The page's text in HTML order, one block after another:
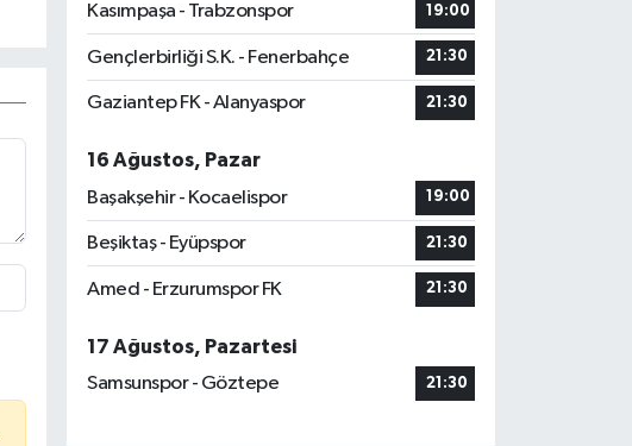
Kasımpaşa - Trabzonspor 19:00
Gençlerbirliği S.K. - Fenerbahçe 21:30
Gaziantep FK - Alanyaspor 21:30
16 Ağustos, Pazar
Başakşehir - Kocaelispor
19:00
Beşiktaş - Eyüpspor 21:30
Amed - Erzurumspor FK 21:30
17 Ağustos, Pazartesi
Samsunspor - Göztepe
21:30